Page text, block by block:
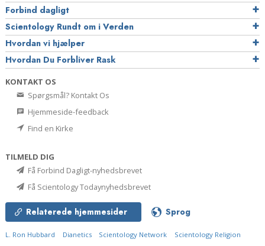
Forbind dagligt
Scientology Rundt om i Verden
Hvordan vi hjælper
Hvordan Du Forbliver Rask
KONTAKT OS
Spørgsmål? Kontakt Os
Hjemmeside-feedback
Find en Kirke
TILMELD DIG
Få Forbind Dagligt-nyhedsbrevet
Få Scientology Todaynyhedsbrevet
Relaterede hjemmesider Sprog
L. Ron Hubbard Dianetics Scientology Network
Scientology Religion